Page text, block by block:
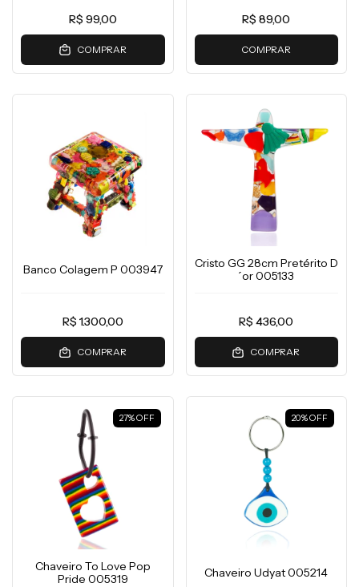
R$ 99,00
COMPRAR
R$ 89,00
COMPRAR
Banco Colagem P 003947
R$ 1.300,00
COMPRAR
Cristo GG 28cm Pretérito D
´or 005133
R$ 436,00
COMPRAR
27%OFF
Chaveiro To Love Pop
Pride 005319
20%OFF
Chaveiro Udyat 005214